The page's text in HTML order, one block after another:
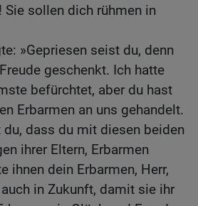
Sie sollen dich rühmen in
»Gepriesen seist du, denn
geschenkt. Ich hatte
befürchtet, aber du hast
Erbarmen an uns gehandelt.
du, dass du mit diesen beiden
ihrer Eltern, Erbarmen
ihnen dein Erbarmen, Herr,
in Zukunft, damit sie ihr